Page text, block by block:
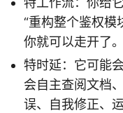
“重构整个鉴权模
你就可以走开了。
特时延：它可能
会自主查阅文档
误、自我修正、